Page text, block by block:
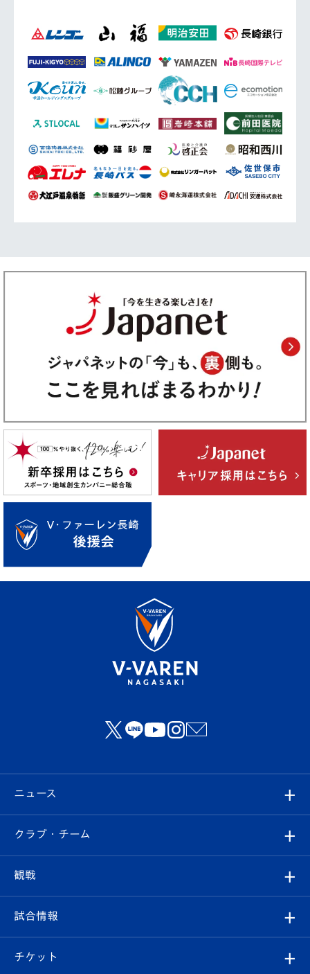
ニュース
すべて
クラブ
試合情報
クラブ・チーム
クラブ概要
観戦
観戦ルール
試合情報
試合日程/結果
チケット